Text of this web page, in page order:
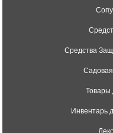
Средства
Товары
Инвентарь